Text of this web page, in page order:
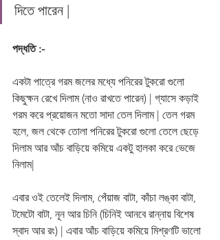
দিতে পারেন |
পদ্ধতি :-
একটা পাত্রে গরম জলের মধ্যে পনিরের টুকরো গুলো
কিছুক্ষন রেখে দিলাম (নাও রাখতে পারেন) | গ্যাসে কড়াই
গরম করে প্রয়োজন মতো সাদা তেল দিলাম | তেল গরম
হলে, জল থেকে তোলা পনিরের টুকরো গুলো তেলে ছেড়ে
দিলাম আর আঁচ বাড়িয়ে কমিয়ে একটু হালকা করে ভেজে
নিলাম|
এবার ওই তেলেই দিলাম, পেঁয়াজ বাটা, কাঁচা লঙ্কা বাটা,
টমেটো বাটা, নূন আর চিনি (চিনিই আনবে রান্নায় বিশেষ
স্বাদ আর রং) | এবার আঁচ বাড়িয়ে কমিয়ে মিশ্রণটি ভালো